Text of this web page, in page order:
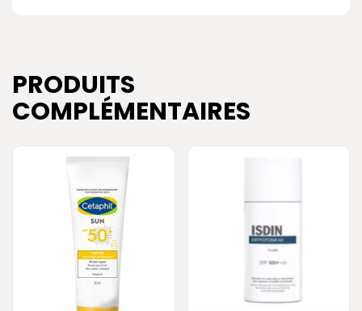
PRODUITS
COMPLÉMENTAIRES